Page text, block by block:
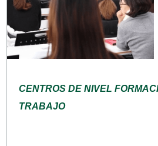
CENTROS DE NIVEL
TRABAJO